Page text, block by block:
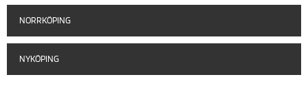
NORRKÖPING
NYKÖPING